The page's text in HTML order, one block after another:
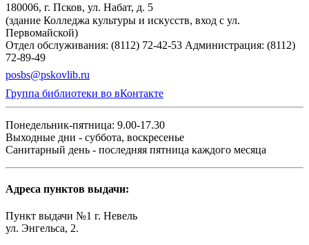
180006, г. Псков, ул. Набат, д. 5
(здание Колледжа культуры и искусств, вход с ул.
Первомайской)
Отдел обслуживания: (8112) 72-42-53 Администрация: (8112)
72-89-49
posbs@pskovlib.ru
Группа библиотеки во вКонтакте
Понедельник-пятница: 9.00-17.30
Выходные дни - суббота, воскресенье
Санитарный день - последняя пятница каждого месяца
Адреса пунктов выдачи:
Пункт выдачи №1 г. Невель
ул. Энгельса, 2.